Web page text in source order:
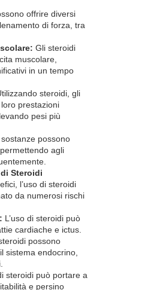
offrire diversi
di forza, tra
Gli steroidi
muscolare,
in un tempo
steroidi, gli
prestazioni
pesi più
possono
agli
Steroidi
l’uso di steroidi
da numerosi rischi
L’uso di steroidi può
cardiache e ictus.
possono
sistema endocrino,
steroidi può portare a
e persino